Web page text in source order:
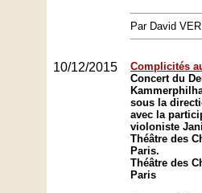
Par David
10/12/2015
Complicités
Concert du
sous la
avec la
violoniste
Théâtre des
Paris.
Théâtre des
Paris